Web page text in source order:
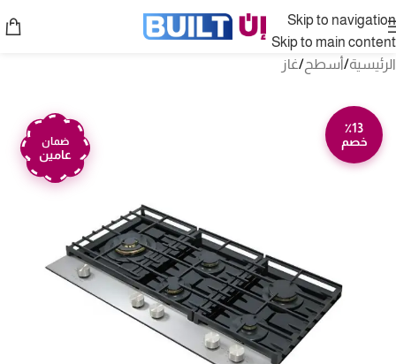
Skip to navigation
Skip to main content
الرئيسية/أسطح/غاز
٪13
خصم
ضمان
عامين